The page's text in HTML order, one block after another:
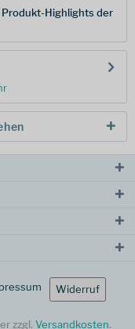
Produkt-Highlights der
Widerruf
zzgl. Versandkosten.